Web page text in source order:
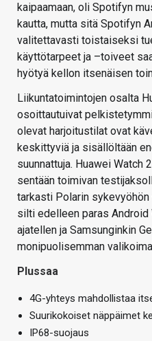
kaipaamaan, oli Spotifyn
kautta, mutta sitä Spotifyn
valitettavasti toistaiseksi
käyttötarpeet ja –toiveet
hyötyä kellon itsenäisen
Liikuntatoimintojen osalta
osoittautuivat
olevat harjoitustilat ovat
keskittyviä ja sisällöltään
suunnattuja. Huawei Watch
sentään toimivan
tarkasti Polarin
silti edelleen paras
ajatellen ja Samsunginkin
monipuolisemman
Plussaa
4G-yhteys mahdollistaa
Suurikokoiset näppäimet
IP68-suojaus